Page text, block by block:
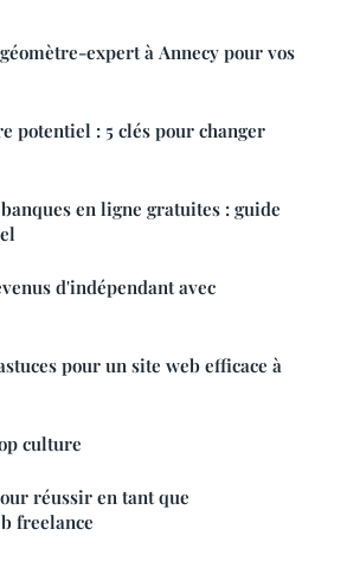
expert à Annecy pour vos
potentiel : 5 clés pour changer
en ligne gratuites : guide
d'indépendant avec
pour un site web efficace à
culture
réussir en tant que
freelance